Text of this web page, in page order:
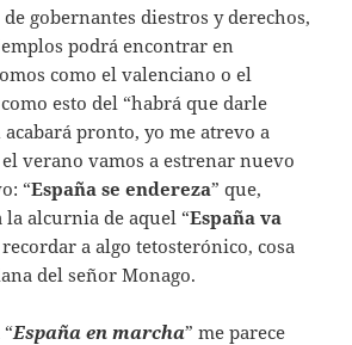
gobernantes diestros y derechos,
podrá encontrar en
como el valenciano o el
esto del “habrá que darle
pronto, yo me atrevo a
verano vamos a estrenar nuevo
“España se endereza” que,
la alcurnia de aquel “España va
a algo tetosterónico, cosa
del señor Monago.
España en marcha” me parece